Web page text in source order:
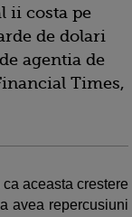
ii costa pe
de dolari
agentia de
Times,
aceasta crestere
avea repercusiuni